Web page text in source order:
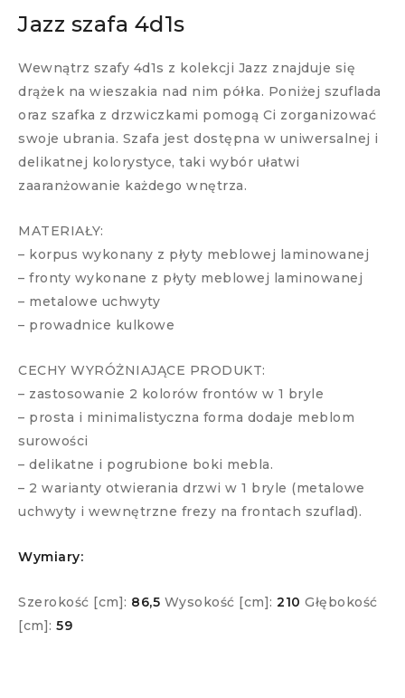
Jazz szafa 4d1s
Wewnątrz szafy 4d1s z kolekcji Jazz znajduje się
drążek na wieszakia nad nim półka. Poniżej szuflada
oraz szafka z drzwiczkami pomogą Ci zorganizować
swoje ubrania. Szafa jest dostępna w uniwersalnej i
delikatnej kolorystyce, taki wybór ułatwi
zaaranżowanie każdego wnętrza.
MATERIAŁY:
– korpus wykonany z płyty meblowej laminowanej
– fronty wykonane z płyty meblowej laminowanej
– metalowe uchwyty
– prowadnice kulkowe
CECHY WYRÓŻNIAJĄCE PRODUKT:
– zastosowanie 2 kolorów frontów w 1 bryle
– prosta i minimalistyczna forma dodaje meblom
surowości
– delikatne i pogrubione boki mebla.
– 2 warianty otwierania drzwi w 1 bryle (metalowe
uchwyty i wewnętrzne frezy na frontach szuflad).
Wymiary:
Szerokość [cm]: 86,5 Wysokość [cm]: 210 Głębokość
[cm]: 59